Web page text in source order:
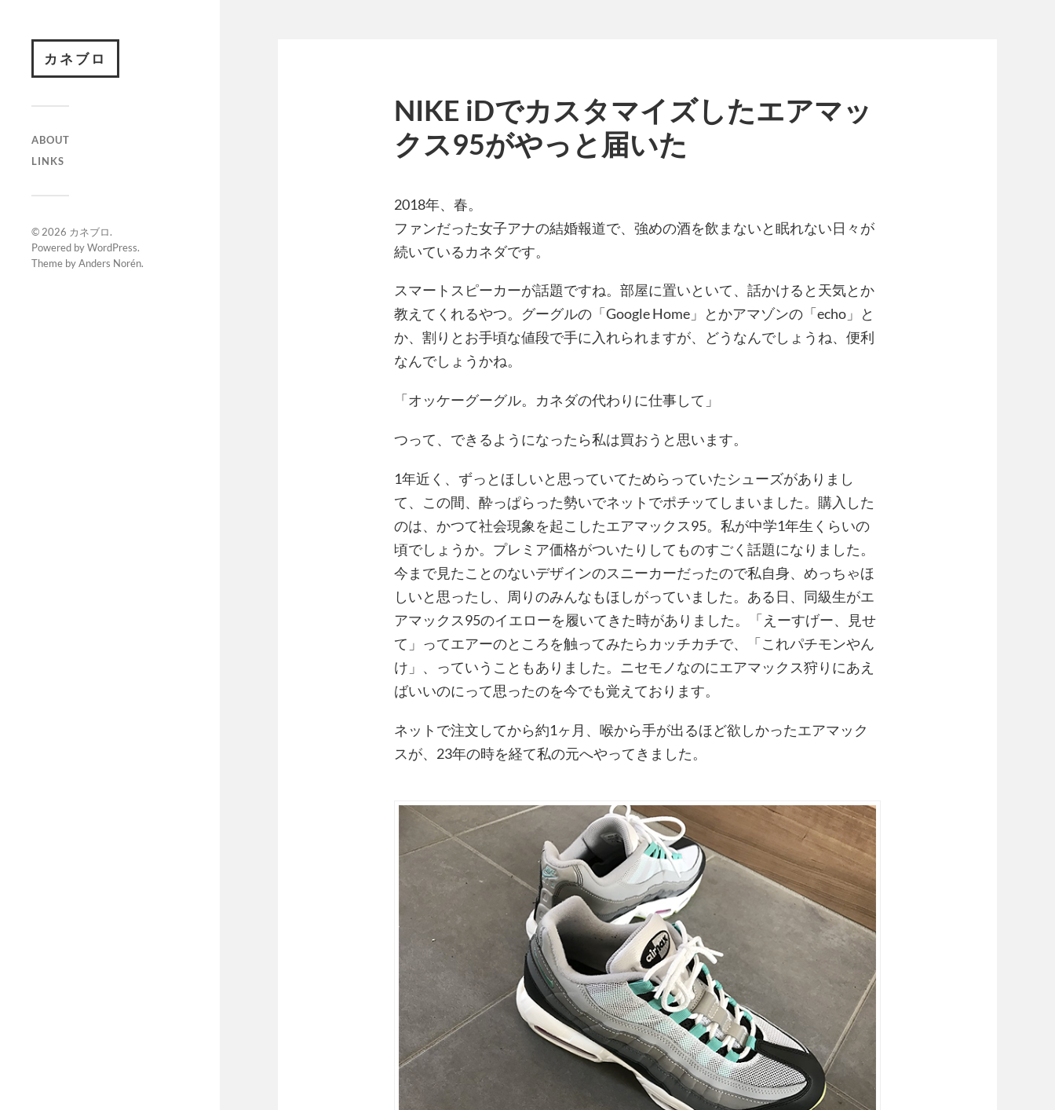
カネブロ
ABOUT
LINKS
© 2026 カネブロ.
Powered byWordPress.
Theme byAnders Norén.
NIKE iDでカスタマイズしたエアマッ
クス95がやっと届いた
2018年、春。
ファンだった女子アナの結婚報道で、強めの酒を飲まないと眠れない日々が
続いているカネダです。
スマートスピーカーが話題ですね。部屋に置いといて、話かけると天気とか
教えてくれるやつ。グーグルの「Google Home」とかアマゾンの「echo」と
か、割りとお手頃な値段で手に入れられますが、どうなんでしょうね、便利
なんでしょうかね。
「オッケーグーグル。カネダの代わりに仕事して」
つって、できるようになったら私は買おうと思います。
1年近く、ずっとほしいと思っていてためらっていたシューズがありまし
て、この間、酔っぱらった勢いでネットでポチッてしまいました。購入した
のは、かつて社会現象を起こしたエアマックス95。私が中学1年生くらいの
頃でしょうか。プレミア価格がついたりしてものすごく話題になりました。
今まで見たことのないデザインのスニーカーだったので私自身、めっちゃほ
しいと思ったし、周りのみんなもほしがっていました。ある日、同級生がエ
アマックス95のイエローを履いてきた時がありました。「えーすげー、見せ
て」ってエアーのところを触ってみたらカッチカチで、「これパチモンやん
け」、っていうこともありました。ニセモノなのにエアマックス狩りにあえ
ばいいのにって思ったのを今でも覚えております。
ネットで注文してから約1ヶ月、喉から手が出るほど欲しかったエアマック
スが、23年の時を経て私の元へやってきました。